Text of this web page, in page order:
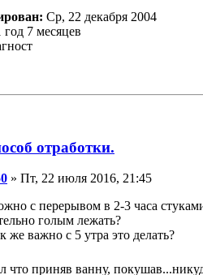
Ср, 22 декабря 2004
год 7 месяцев
отработки.
» Пт, 22 июля 2016, 21:45
с перерывом в 2-3 часа
голым лежать?
же важно с 5 утра это делать?
что приняв ванну,